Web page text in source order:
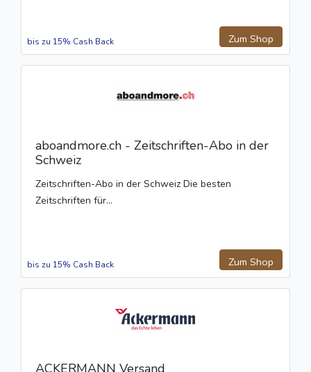
Zum Shop
bis zu 15% Cash Back
aboandmore.ch - Zeitschriften-Abo in der
Schweiz
Zeitschriften-Abo in der Schweiz Die besten
Zeitschriften für...
Zum Shop
bis zu 15% Cash Back